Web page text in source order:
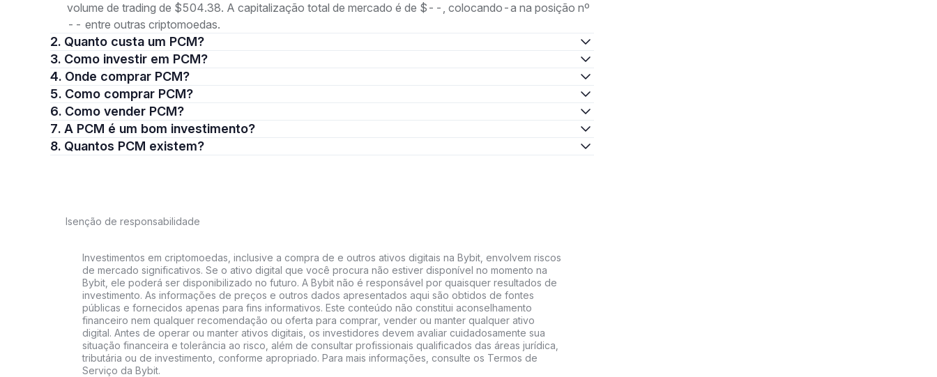
volume de trading de $504.38. A capitalização total de mercado é de $--, colocando-a na posição nº
-- entre outras criptomoedas.
2. Quanto custa um PCM?
3. Como investir em PCM?
4. Onde comprar PCM?
5. Como comprar PCM?
6. Como vender PCM?
7. A PCM é um bom investimento?
8. Quantos PCM existem?
Isenção de responsabilidade
Investimentos em criptomoedas, inclusive a compra de e outros ativos digitais na Bybit, envolvem riscos
de mercado significativos. Se o ativo digital que você procura não estiver disponível no momento na
Bybit, ele poderá ser disponibilizado no futuro. A Bybit não é responsável por quaisquer resultados de
investimento. As informações de preços e outros dados apresentados aqui são obtidos de fontes
públicas e fornecidos apenas para fins informativos. Este conteúdo não constitui aconselhamento
financeiro nem qualquer recomendação ou oferta para comprar, vender ou manter qualquer ativo
digital. Antes de operar ou manter ativos digitais, os investidores devem avaliar cuidadosamente sua
situação financeira e tolerância ao risco, além de consultar profissionais qualificados das áreas jurídica,
tributária ou de investimento, conforme apropriado. Para mais informações, consulte os Termos de
Serviço da Bybit.